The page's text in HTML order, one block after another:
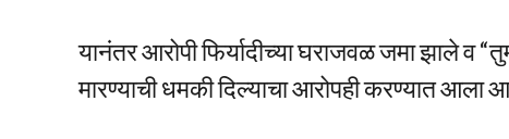
यानंतर आरोपी फिर्यादीच्या घराजवळ जमा झाले व
मारण्याची धमकी दिल्याचा आरोपही करण्यात आला